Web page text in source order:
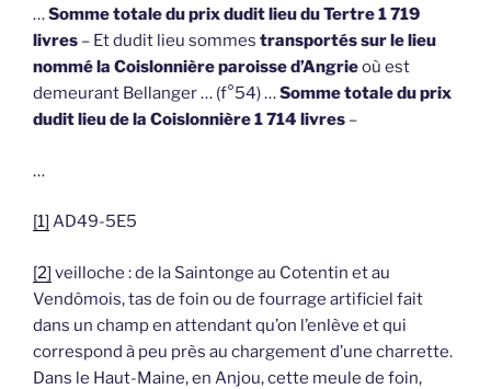
…Somme totale du prix dudit lieu du Tertre 1 719
livres – Et dudit lieu sommes transportés sur le lieu
nommé la Coislonnière paroisse d’Angrieoù est
demeurant Bellanger … (f°54) …Somme totale du prix
dudit lieu de la Coislonnière 1 714 livres –
…
[1] AD49-5E5
[2] veilloche : de la Saintonge au Cotentin et au
Vendômois, tas de foin ou de fourrage artificiel fait
dans un champ en attendant qu’on l’enlève et qui
correspond à peu près au chargement d’une charrette.
Dans le Haut-Maine, en Anjou, cette meule de foin,